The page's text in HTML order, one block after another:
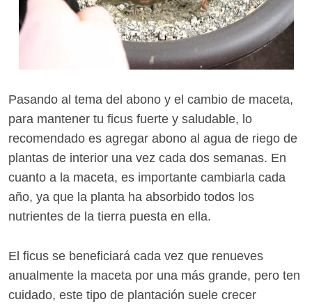
Pasando al tema del abono y el cambio de maceta,
para mantener tu ficus fuerte y saludable, lo
recomendado es agregar abono al agua de riego de
plantas de interior una vez cada dos semanas. En
cuanto a la maceta, es importante cambiarla cada
año, ya que la planta ha absorbido todos los
nutrientes de la tierra puesta en ella.
El ficus se beneficiará cada vez que renueves
anualmente la maceta por una más grande, pero ten
cuidado, este tipo de plantación suele crecer